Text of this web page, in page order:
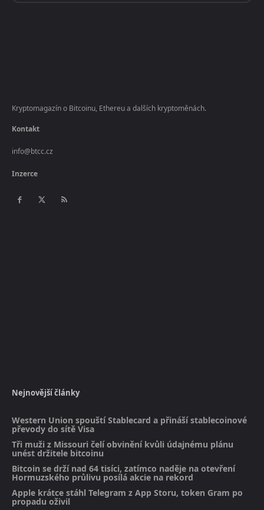
Kryptomagazín o Bitcoinu, Ethereu a dalších kryptoměnách.
Kontakt
info@btcc.cz
Inzerce
Nejnovější články
Western Union spouští Stablecard a přináší stablecoinové
převody do sítě Visa
Tři muži z Missouri čelí obvinění kvůli údajnému plánu
unést držitele bitcoinu
Bitcoin se drží nad 64 tisíci, zatímco naděje na otevření
Hormuzského průlivu posílá akcie na rekord
Apple krátce stáhl Telegram z App Storu, token Gram po
propadu oživil